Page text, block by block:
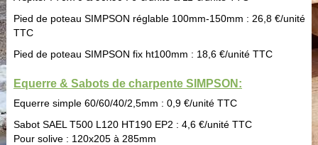
Pied de poteau SIMPSON réglable 100mm-150mm : 26,8 €/unité
TTC
Pied de poteau SIMPSON fix ht100mm : 18,6 €/unité TTC
Equerre & Sabots de charpente SIMPSON:
Equerre simple 60/60/40/2,5mm : 0,9 €/unité TTC
Sabot SAEL T500 L120 HT190 EP2 : 4,6 €/unité TTC
Pour solive : 120x205 à 285mm